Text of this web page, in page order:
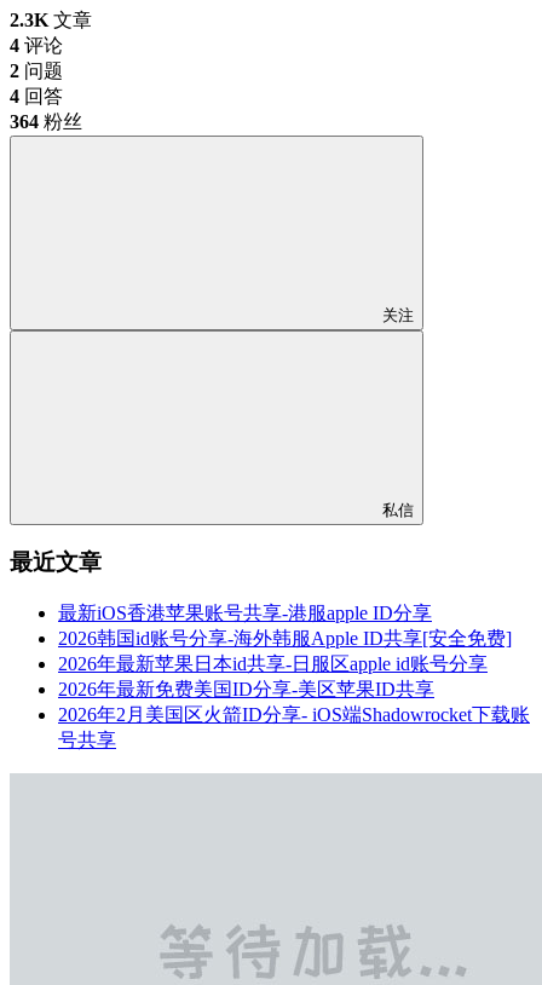
2.3K 文章
4 评论
2 问题
4 回答
364 粉丝
关注
私信
最近文章
最新iOS香港苹果账号共享-港服apple ID分享
2026韩国id账号分享-海外韩服Apple ID共享[安全免费]
2026年最新苹果日本id共享-日服区apple id账号分享
2026年最新免费美国ID分享-美区苹果ID共享
2026年2月美国区火箭ID分享- iOS端Shadowrocket下载账
号共享